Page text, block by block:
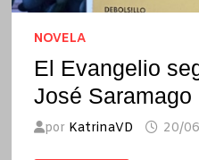
NOVELA
El Evangelio
José Saramago
por KatrinaVD 20/